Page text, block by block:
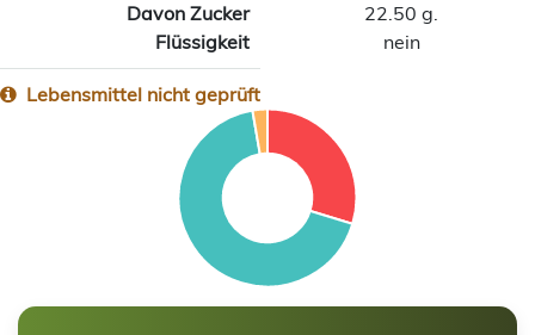
Davon Zucker
22.50 g.
Flüssigkeit
nein
Lebensmittel nicht geprüft